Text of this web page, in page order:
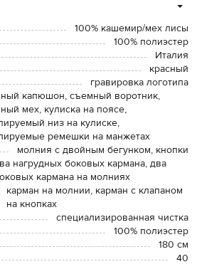
100% кашемир/мех лисы
100% полиэстер
Италия
красный
гравировка логотипа
капюшон, съемный воротник,
мех, кулиска на поясе,
низ на кулиске,
ремешки на манжетах
молния с двойным бегунком, кнопки
нагрудных боковых кармана, два
кармана на молниях
карман на молнии, карман с клапаном
на кнопках
специализированная чистка
100% полиэстер
180 см
40